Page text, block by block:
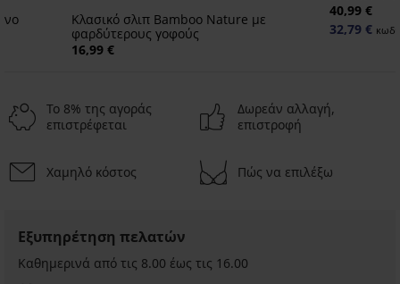
Κλασικό σλιπ Bamboo Nature με
φαρδύτερους γοφούς
16,99 €
40,99 €
32,79 €
Το 8% της αγοράς
επιστρέφεται
Δωρεάν αλλαγή,
επιστροφή
Χαμηλό κόστος Πώς να επιλέξω
Εξυπηρέτηση πελατών
Καθημερινά από τις 8.00 έως τις 16.00